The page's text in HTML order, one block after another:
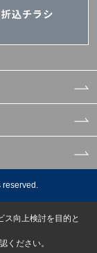
reserved.
ス向上検討を目的と
ください。